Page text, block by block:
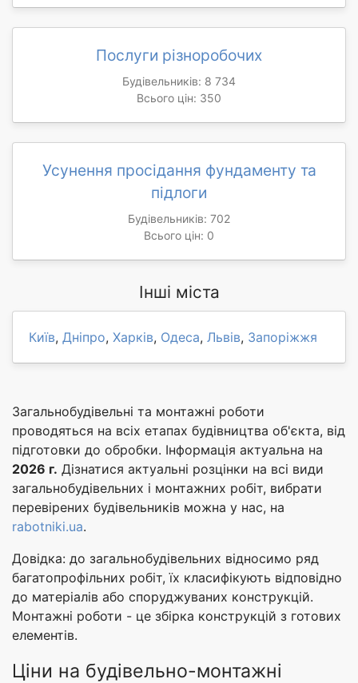
Послуги різноробочих
Будівельників: 8 734
Всього цін: 350
Усунення просідання фундаменту та
підлоги
Будівельників: 702
Всього цін: 0
Інші міста
Київ, Дніпро, Харків, Одеса, Львів, Запоріжжя
Загальнобудівельні та монтажні роботи
проводяться на всіх етапах будівництва об'єкта, від
підготовки до обробки. Інформація актуальна на
2026 г. Дізнатися актуальні розцінки на всі види
загальнобудівельних і монтажних робіт, вибрати
перевірених будівельників можна у нас, на
rabotniki.ua.
Довідка: до загальнобудівельних відносимо ряд
багатопрофільних робіт, їх класифікують відповідно
до матеріалів або споруджуваних конструкцій.
Монтажні роботи - це збірка конструкцій з готових
елементів.
Ціни на будівельно-монтажні